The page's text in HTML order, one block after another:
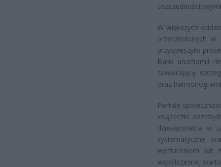
W większych
przeszkolonych
przyspieszyło
Bank uruchomił
zawierającą
oraz
Portale
książeczki
dziesięciolecia w
systematyczne
wyrzuceniem lub
współczesnej